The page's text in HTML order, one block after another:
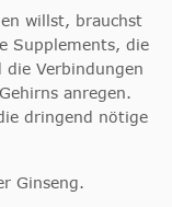
willst, brauchst
Supplements, die
Verbindungen
anregen.
dringend nötige
Ginseng.